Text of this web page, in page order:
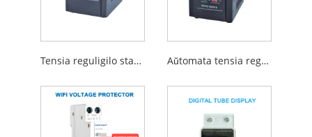
Tensia reguligilo stabiligilo Aŭtomata tensia reguligilo